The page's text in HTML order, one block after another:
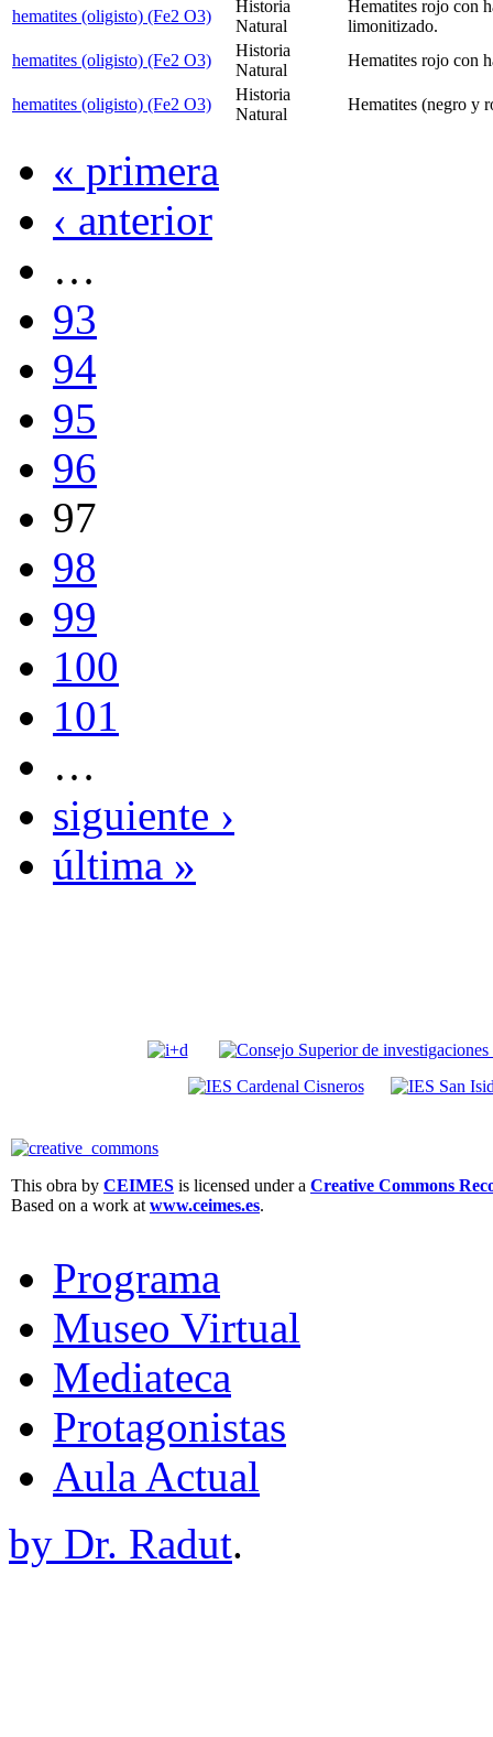
hematites (oligisto) (Fe2 O3)
Historia
Natural
Hematites rojo con
limonitizado.
hematites (oligisto) (Fe2 O3)
Historia
Natural
Hematites rojo con
hematites (oligisto) (Fe2 O3)
Historia
Natural
Hematites (negro y
« primera
‹ anterior
…
93
94
95
96
97
98
99
100
101
…
siguiente ›
última »
This obra by CEIMES is licensed under a Creative Commons
Based on a work at www.ceimes.es.
Programa
Museo Virtual
Mediateca
Protagonistas
Aula Actual
by Dr. Radut.